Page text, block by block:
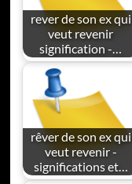
rever de son ex qui
veut revenir
signification -…
rêver de son ex qui
veut revenir -
significations et…